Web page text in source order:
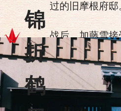
锦
折
鹤
过的旧摩根府
战后、加藤雪
年。现在的锦
在店内、展示
拍照景点。 无